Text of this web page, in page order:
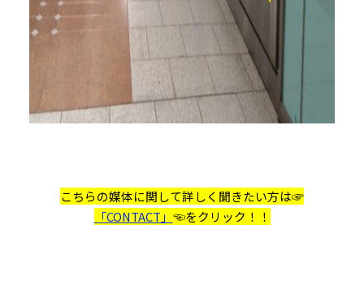
こちらの媒体に関して詳しく聞きたい方は☞
「CONTACT」 ☜をクリック！！